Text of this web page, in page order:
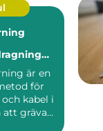
är en
för
kabel i
att gräva